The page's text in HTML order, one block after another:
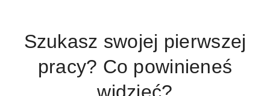
Szukasz swojej pierwszej
pracy? Co powinieneś